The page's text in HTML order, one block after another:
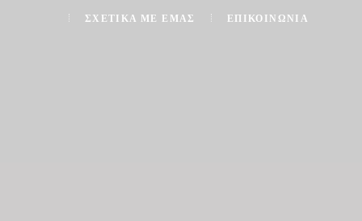
ΣΧΕΤΙΚΆ ΜΕ ΕΜΆΣ ΕΠΙΚΟΙΝΩΝΊΑ